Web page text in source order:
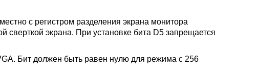
с регистром разделения экрана монитора
сверткой экрана. При установке бита D5 запрещается
Бит должен быть равен нулю для режима с 256